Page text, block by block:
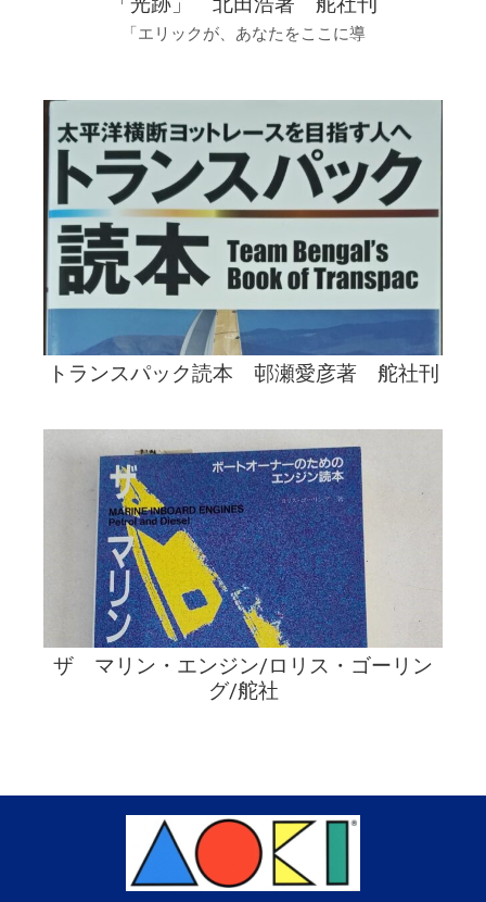
「エリックが、あなたをここに導
トランスパック読本 邨瀬愛彦著 舵社刊
ザ マリン・エンジン/ロリス・ゴーリン
グ/舵社